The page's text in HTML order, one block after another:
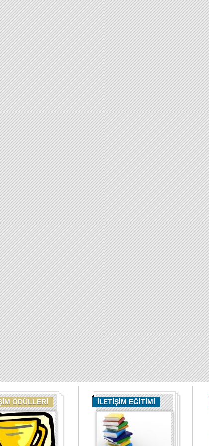
ÖDÜLLERİ İLETİŞİM EĞİTİMİ